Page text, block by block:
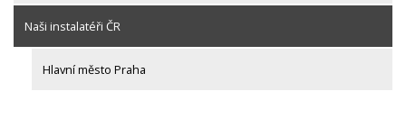
Naši instalatéři ČR
Hlavní město Praha